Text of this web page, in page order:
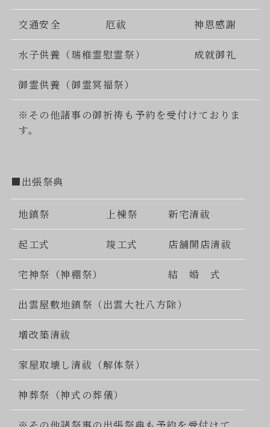
交通安全 厄祓 神恩感謝
水子供養（瑞稚霊慰霊祭） 成就御礼
御霊供養（御霊冥福祭）
※その他諸事の御祈祷も予約を受付けておりま
す。
■出張祭典
地鎮祭 上棟祭 新宅清祓
起工式 竣工式 店舗開店清祓
宅神祭（神棚祭） 結 婚 式
出雲屋敷地鎮祭（出雲大社八方除）
増改築清祓
家屋取壊し清祓（解体祭）
神葬祭（神式の葬儀）